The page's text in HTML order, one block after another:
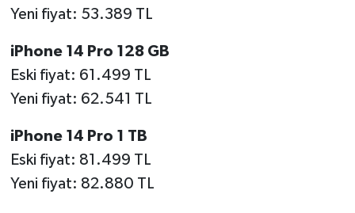
Yeni fiyat: 53.389 TL
iPhone 14 Pro 128 GB
Eski fiyat: 61.499 TL
Yeni fiyat: 62.541 TL
iPhone 14 Pro 1 TB
Eski fiyat: 81.499 TL
Yeni fiyat: 82.880 TL